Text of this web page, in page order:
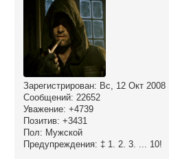
Зарегистрирован: Вс, 12 Окт 2008
Сообщений: 22652
Уважение: +4739
Позитив: +3431
Пол: Мужской
Предупреждения: ‡ 1. 2. 3. ... 10!